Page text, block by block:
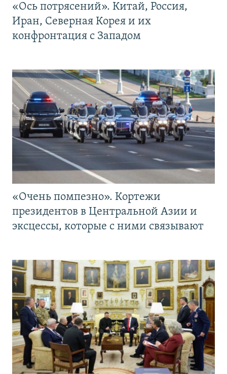
«Ось потрясений». Китай, Россия,
Иран, Северная Корея и их
конфронтация с Западом
«Очень помпезно». Кортежи
президентов в Центральной Азии и
эксцессы, которые с ними связывают